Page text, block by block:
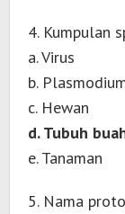
4. Kumpulan
a. Virus
b.
c. Hewan
d. Tubuh
e. Tanaman
5. Nama